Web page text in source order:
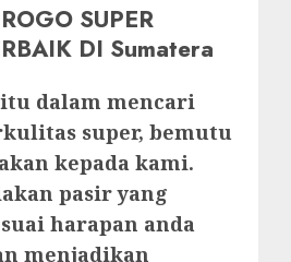
SUPER
DI Sumatera
dalam mencari
super, bemutu
kepada kami.
pasir yang
harapan anda
menjadikan